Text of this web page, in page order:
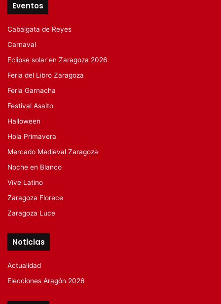
Eventos
Cabalgata de Reyes
Carnaval
Eclipse solar en Zaragoza 2026
Feria del Libro Zaragoza
Feria Garnacha
Festival Asalto
Halloween
Hola Primavera
Mercado Medieval Zaragoza
Noche en Blanco
Vive Latino
Zaragoza Florece
Zaragoza Luce
Noticias
Actualidad
Elecciones Aragón 2026